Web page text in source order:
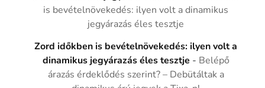
is bevételnövekedés: ilyen volt a dinamikus
jegyárazás éles tesztje
Zord időkben is bevételnövekedés: ilyen volt a
dinamikus jegyárazás éles tesztje - Belépő
árazás érdeklődés szerint? – Debütáltak a